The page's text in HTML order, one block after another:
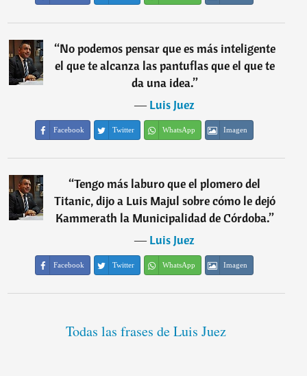
“No podemos pensar que es más inteligente
el que te alcanza las pantuflas que el que te
da una idea.”
―Luis Juez
Facebook Twitter WhatsApp Imagen
“Tengo más laburo que el plomero del
Titanic, dijo a Luis Majul sobre cómo le dejó
Kammerath la Municipalidad de Córdoba.”
―Luis Juez
Facebook Twitter WhatsApp Imagen
Todas las frases de Luis Juez